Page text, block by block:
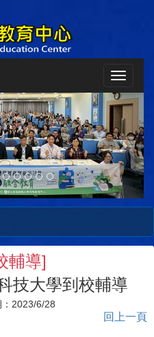
Toggle
Next
輔導]
技大學到校輔導
2023/6/28
回上一頁